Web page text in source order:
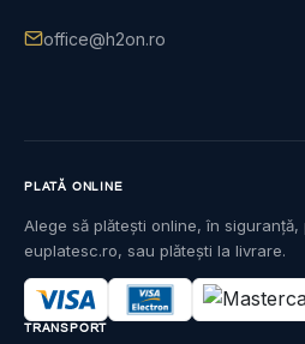
office@h2on.ro
PLATĂ ONLINE
Alege să plătești online, în
euplatesc.ro, sau plătești la livrare.
TRANSPORT